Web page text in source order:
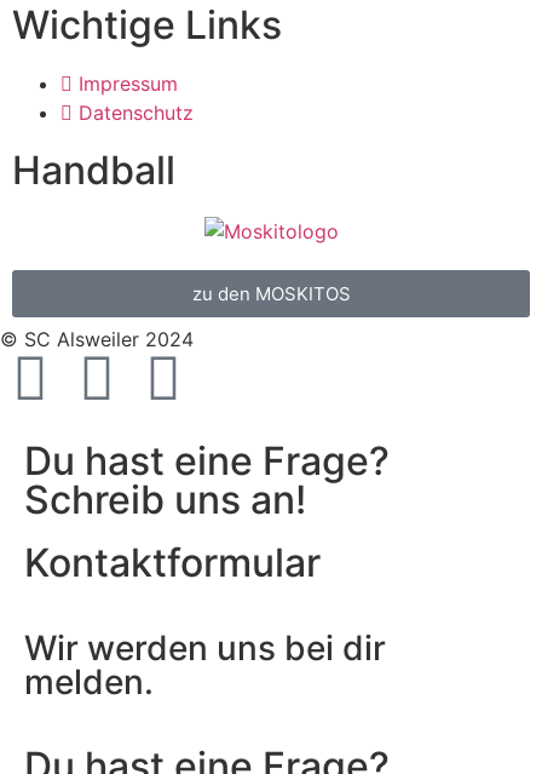
Wichtige Links
Impressum
Datenschutz
Handball
zu den MOSKITOS
© SC Alsweiler 2024
Du hast eine Frage?
Schreib uns an!
Kontaktformular
Wir werden uns bei dir
melden.